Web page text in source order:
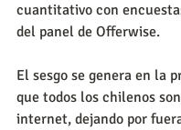
cuantitativo con
del panel de Offerwise.
El sesgo se genera en la
que todos los chilenos
internet, dejando por